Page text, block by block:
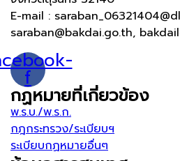
E-mail :
saraban@bakdai.go.th,
f
กฏหมายที่เกี่ยวข้อง
พ.ร.บ./พ.ร.ก.
กฎกระทรวง/ระเบียบฯ
ระเบียบกฏหมายอื่นๆ